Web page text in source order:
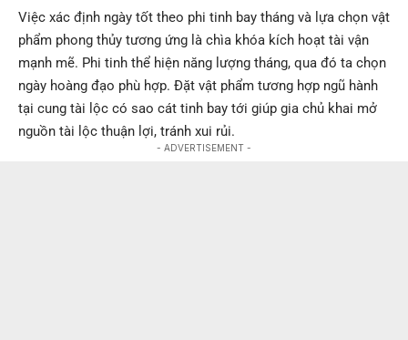
Việc xác định ngày tốt theo phi tinh bay tháng và lựa chọn vật
phẩm phong thủy tương ứng là chìa khóa kích hoạt tài vận
mạnh mẽ. Phi tinh thể hiện năng lượng tháng, qua đó ta chọn
ngày hoàng đạo phù hợp. Đặt vật phẩm tương hợp ngũ hành
tại cung tài lộc có sao cát tinh bay tới giúp gia chủ khai mở
nguồn tài lộc thuận lợi, tránh xui rủi.
- ADVERTISEMENT -